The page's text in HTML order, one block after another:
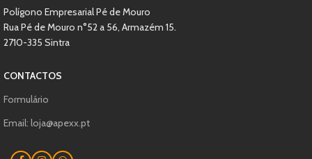
Polígono Empresarial Pé de Mouro
Rua Pé de Mouro n°52 a 56, Armazém 15.
2710-335 Sintra
CONTACTOS
Formulário
Email: loja@apexx.pt